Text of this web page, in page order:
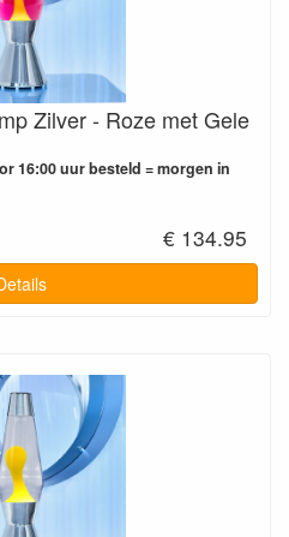
Zilver - Roze met Gele
16:00 uur besteld = morgen in
€ 134.95